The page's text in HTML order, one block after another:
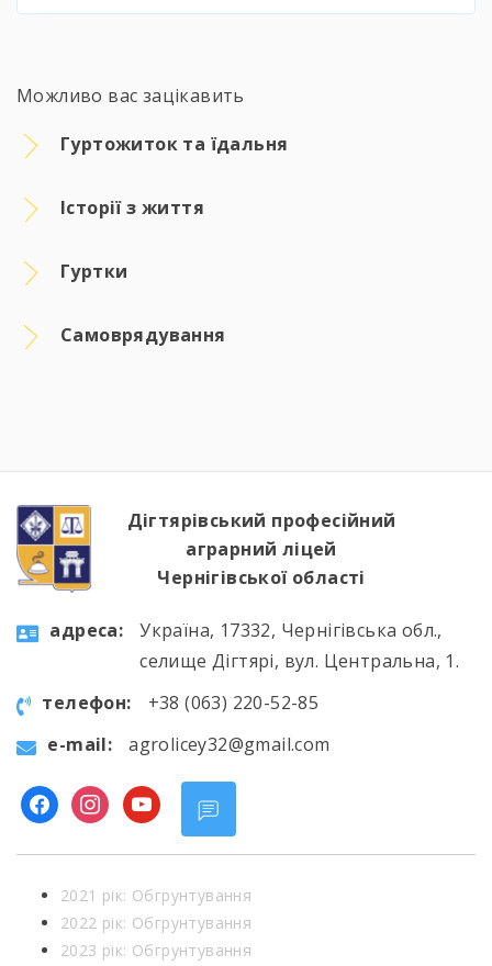
Можливо вас зацікавить
Гуртожиток та їдальня
Історії з життя
Гуртки
Самоврядування
Дігтярівський професійний
аграрний ліцей
Чернігівської області
aдресa:
Україна, 17332, Чернігівська обл.,
селище Дігтярі, вул. Центральна, 1.
телефон:
+38 (063) 220-52-85
e-mail:
agrolicey32@gmail.com
facebookinstagram
youtube
2021 рік: Обгрунтування
2022 рік: Обгрунтування
2023 рік: Обгрунтування